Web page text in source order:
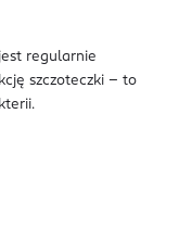
regularnie
szczoteczki – to